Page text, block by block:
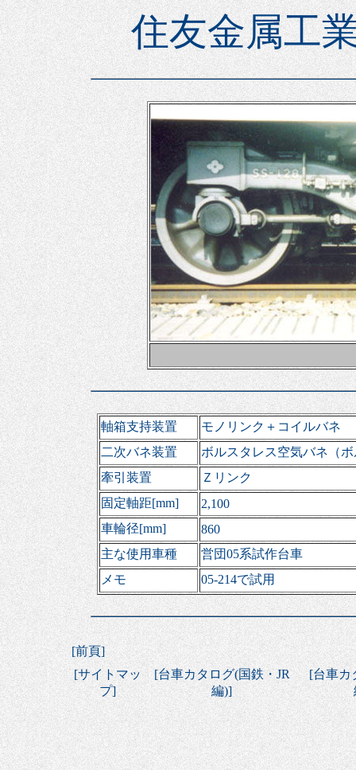
住友金属工
軸箱支持装置
モノリンク＋コイルバネ
二次バネ装置
ボルスタレス空気バネ（
牽引装置
Ｚリンク
固定軸距[mm]
2,100
車輪径[mm]
860
主な使用車種
営団05系試作台車
メモ
05-214で試用
[前頁]
[サイトマッ
プ]
[台車カタログ(国鉄・JR
編)]
[台車カ